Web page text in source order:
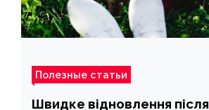
Полезные статьи
Швидке відновлення після